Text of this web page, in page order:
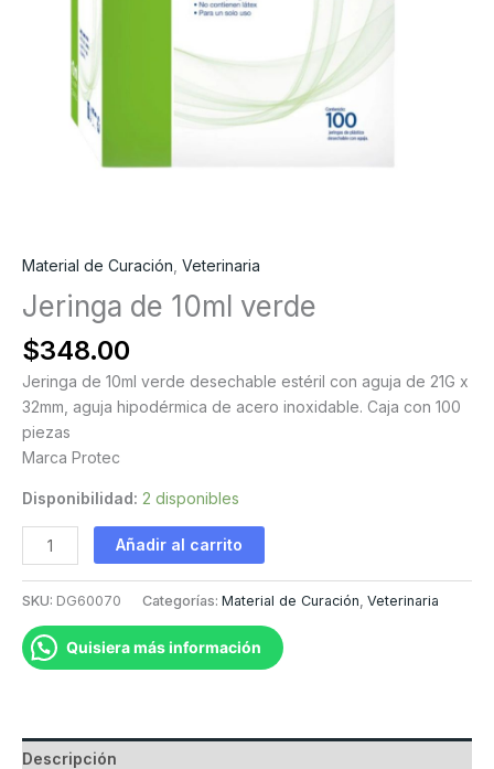
Material de Curación Veterinaria
Jeringa de 10ml verde
$348.00
Jeringa de 10ml verde desechable estéril con aguja de 21G x
32mm, aguja hipodérmica de acero inoxidable. Caja con 100
piezas
Marca Protec
Disponibilidad: 2 disponibles
Jeringa
de
cantidad
Añadir al carrito
SKU: DG60070 Categorías: Material de Curación, Veterinaria
Quisiera más información
Descripción